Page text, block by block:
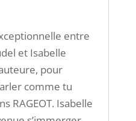
entre
et Isabelle
pour
comme tu
RAGEOT. Isabelle